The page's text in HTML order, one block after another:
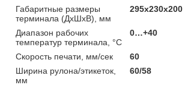
Габаритные размеры
терминала (ДхШхВ), мм
295х230х200
Диапазон рабочих
температур терминала, °С
0…+40
Скорость печати, мм/сек
60
Ширина рулона/этикеток,
мм
60/58